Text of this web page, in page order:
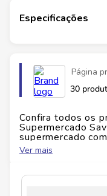
Qualidade
Confie no Intimus
Marca:Intimus
Tipo:Absorvente
Especificações
Página
30
Confira todos os
Supermercado
supermercado
do Brasil!
de produtos
Ver mais